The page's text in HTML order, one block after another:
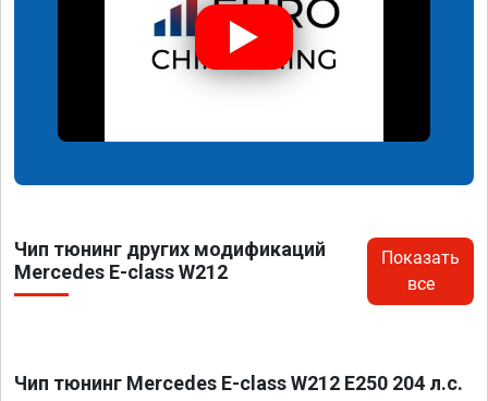
Чип тюнинг других модификаций
Mercedes E-class W212
Показать
все
Чип тюнинг Mercedes E-class W212 E250 204 л.с.